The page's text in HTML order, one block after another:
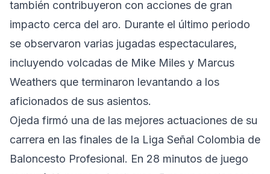
también contribuyeron con acciones de gran
impacto cerca del aro. Durante el último periodo
se observaron varias jugadas espectaculares,
incluyendo volcadas de Mike Miles y Marcus
Weathers que terminaron levantando a los
aficionados de sus asientos.
Ojeda firmó una de las mejores actuaciones de su
carrera en las finales de la Liga Señal Colombia de
Baloncesto Profesional. En 28 minutos de juego